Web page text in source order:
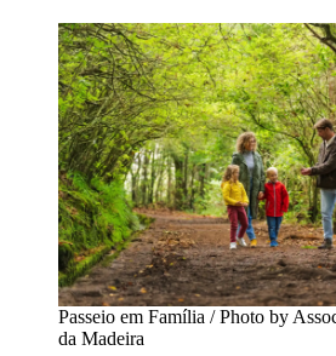
Passeio em Família / Photo by
da Madeira